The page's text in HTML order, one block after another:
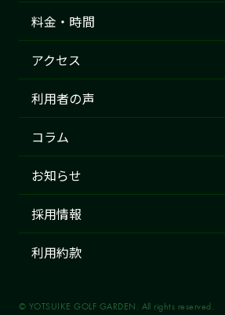
料金・時間
アクセス
利用者の声
コラム
お知らせ
採用情報
利用約款
© YOTSUIKE GOLF GARDEN. All rights reserved.